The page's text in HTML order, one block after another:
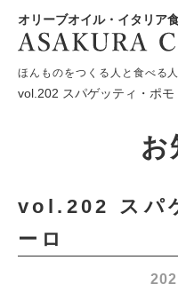
オリーブオイル・イタリア
ほんものをつくる人と食べる
HOME お知らせ
vol.202 スパゲッティ・ポモ
お
vol.202 スパ
ーロ